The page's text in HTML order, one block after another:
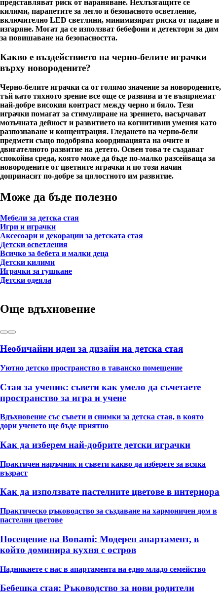
представляват риск от нараняване. Нехлъзгащите се
килими, парапетите за легло и безопасното осветление,
включително LED светлини, минимизират риска от падане и
изгаряне. Могат да се използват бебефони и детектори за дим
за повишаване на безопасността.
Какво е въздействието на черно-белите играчки
върху новородените?
Черно-белите играчки са от голямо значение за новородените,
тъй като тяхното зрение все още се развива и те възприемат
най-добре високия контраст между черно и бяло. Тези
играчки помагат за стимулиране на зрението, насърчават
мозъчната дейност и развитието на когнитивни умения като
разпознаване и концентрация. Гледането на черно-бели
предмети също подобрява координацията на очите и
двигателното развитие на детето. Освен това те създават
спокойна среда, която може да бъде по-малко разсейваща за
новородените от цветните играчки и по този начин
допринасят по-добре за цялостното им развитие.
Може да бъде полезно
Мебели за детска стая
Игри и играчки
Аксесоари и декорации за детската стая
Детски осветления
Всичко за бебета и малки деца
Детски килими
Играчки за гушкане
Детски одеяла
Още вдъхновение
Необичайни идеи за дизайн на детска стая
Уютно детско пространство в таванско помещение
Стая за ученик: съвети как умело да съчетаете
пространство за игра и учене
Вдъхновение със съвети и снимки за детска стая, в която
дори ученето ще бъде приятно
Как да изберем най-добрите детски играчки
Практичен наръчник и съвети какво да изберете за всяка
възраст
Как да използвате пастелните цветове в интериора
Практическо ръководство за създаване на хармоничен дом в
пастелни цветове
Посещение на Bonami: Модерен апартамент, в
който доминира кухня с остров
Надникнете с нас в апартамента на едно младо семейство
Бебешка стая: Ръководство за нови родители